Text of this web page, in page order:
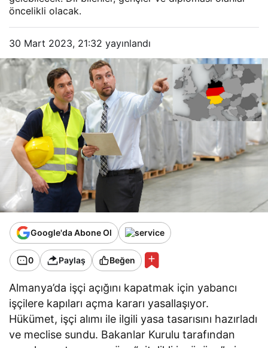
öncelikli olacak.
30 Mart 2023, 21:32 yayınlandı
Google'da Abone Ol
0 Paylaş Beğen
Almanya’da işçi açığını kapatmak için yabancı
işçilere kapıları açma kararı yasallaşıyor.
Hükümet, işçi alımı ile ilgili yasa tasarısını hazırladı
ve meclise sundu. Bakanlar Kurulu tarafından